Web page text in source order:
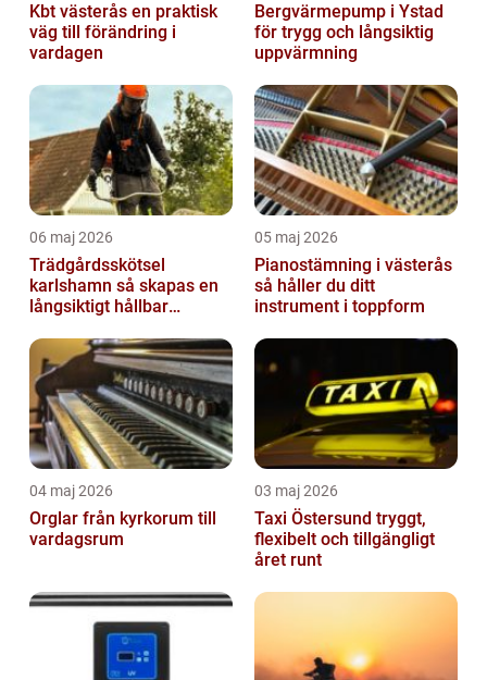
Kbt västerås en praktisk
väg till förändring i
vardagen
Bergvärmepump i Ystad
för trygg och långsiktig
uppvärmning
06 maj 2026
Trädgårdsskötsel
karlshamn så skapas en
långsiktigt hållbar
05 maj 2026
Pianostämning i västerås
så håller du ditt
instrument i toppform
04 maj 2026
Orglar från kyrkorum till
vardagsrum
03 maj 2026
Taxi Östersund tryggt,
flexibelt och tillgängligt
året runt